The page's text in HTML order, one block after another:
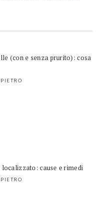
(con e senza prurito): cosa
cause e rimedi